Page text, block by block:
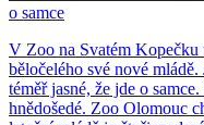
o samce
V Zoo na Svatém Kopečku
běločelého své nové
téměř jasné, že jde o
hnědošedé. Zoo Olomouc